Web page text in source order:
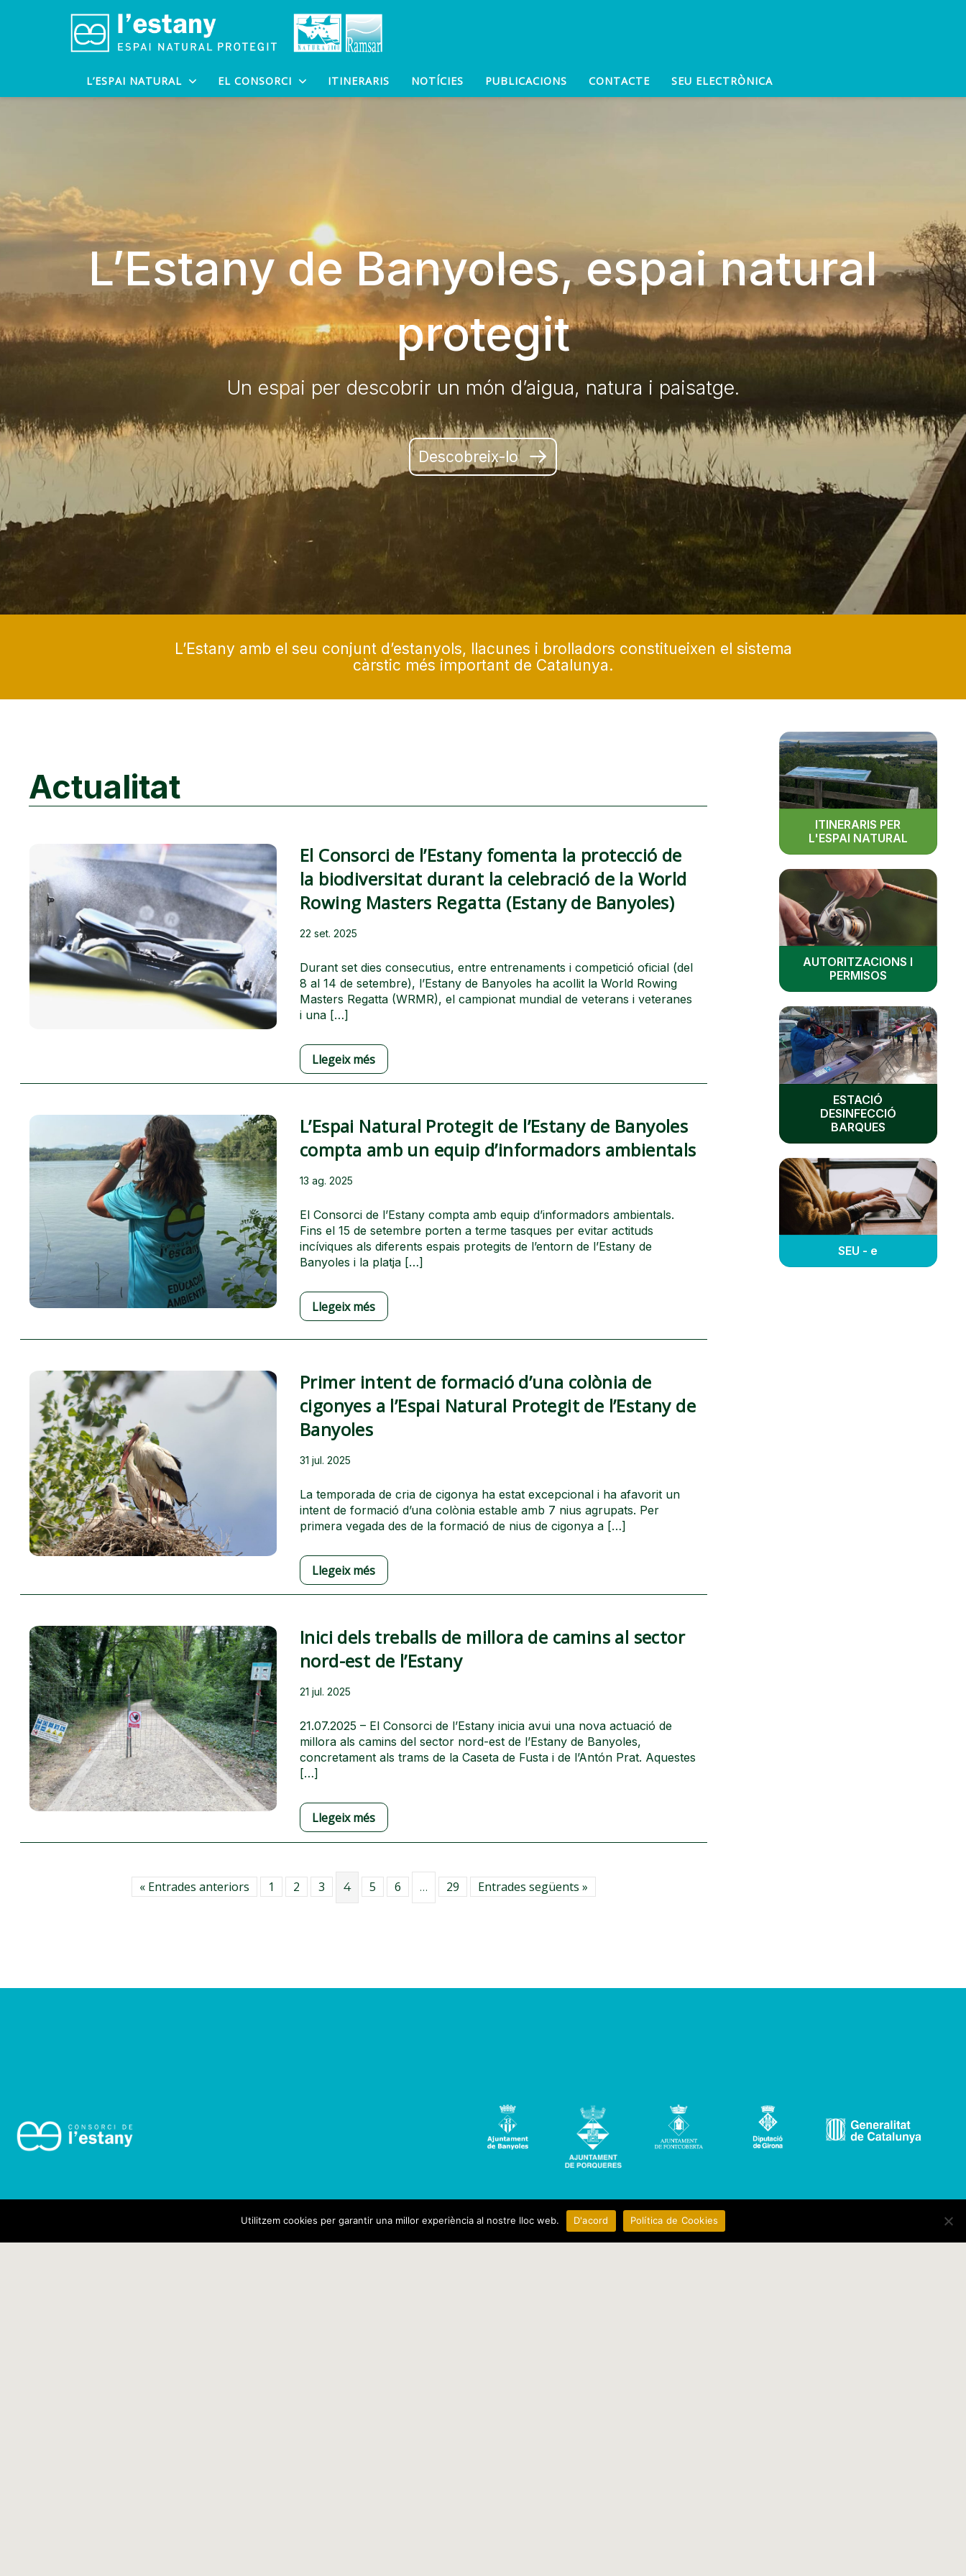
L’ESPAI NATURAL EL CONSORCI ITINERARIS NOTÍCIES PUBLICACIONS CONTACTE SEU ELECTRÒNICA
L’Estany de Banyoles, espai natural
protegit
Un espai per descobrir un món d’aigua, natura i paisatge.
Descobreix-lo
L’Estany amb el seu conjunt d’estanyols, llacunes i brolladors constitueixen el sistema
càrstic més important de Catalunya.
Actualitat
El Consorci de l’Estany fomenta la protecció de
la biodiversitat durant la celebració de la World
Rowing Masters Regatta (Estany de Banyoles)
22 set. 2025
Durant set dies consecutius, entre entrenaments i competició oficial (del
8 al 14 de setembre), l’Estany de Banyoles ha acollit la World Rowing
Masters Regatta (WRMR), el campionat mundial de veterans i veteranes
i una […]
Llegeix més
L’Espai Natural Protegit de l’Estany de Banyoles
compta amb un equip d’informadors ambientals
13 ag. 2025
El Consorci de l’Estany compta amb equip d’informadors ambientals.
Fins el 15 de setembre porten a terme tasques per evitar actituds
incíviques als diferents espais protegits de l’entorn de l’Estany de
Banyoles i la platja […]
Llegeix més
Primer intent de formació d’una colònia de
cigonyes a l’Espai Natural Protegit de l’Estany de
Banyoles
31 jul. 2025
La temporada de cria de cigonya ha estat excepcional i ha afavorit un
intent de formació d’una colònia estable amb 7 nius agrupats. Per
primera vegada des de la formació de nius de cigonya a […]
Llegeix més
Inici dels treballs de millora de camins al sector
nord-est de l’Estany
21 jul. 2025
21.07.2025 – El Consorci de l’Estany inicia avui una nova actuació de
millora als camins del sector nord-est de l’Estany de Banyoles,
concretament als trams de la Caseta de Fusta i de l’Antón Prat. Aquestes
[…]
Llegeix més
« Entrades anteriors 1 2 3 4 5 6 … 29 Entrades següents »
ITINERARIS PER
L'ESPAI NATURAL
AUTORITZACIONS I
PERMISOS
ESTACIÓ
DESINFECCIÓ
BARQUES
SEU - e
Utilitzem cookies per garantir una millor experiència al nostre lloc web. D'acord Política de Cookies